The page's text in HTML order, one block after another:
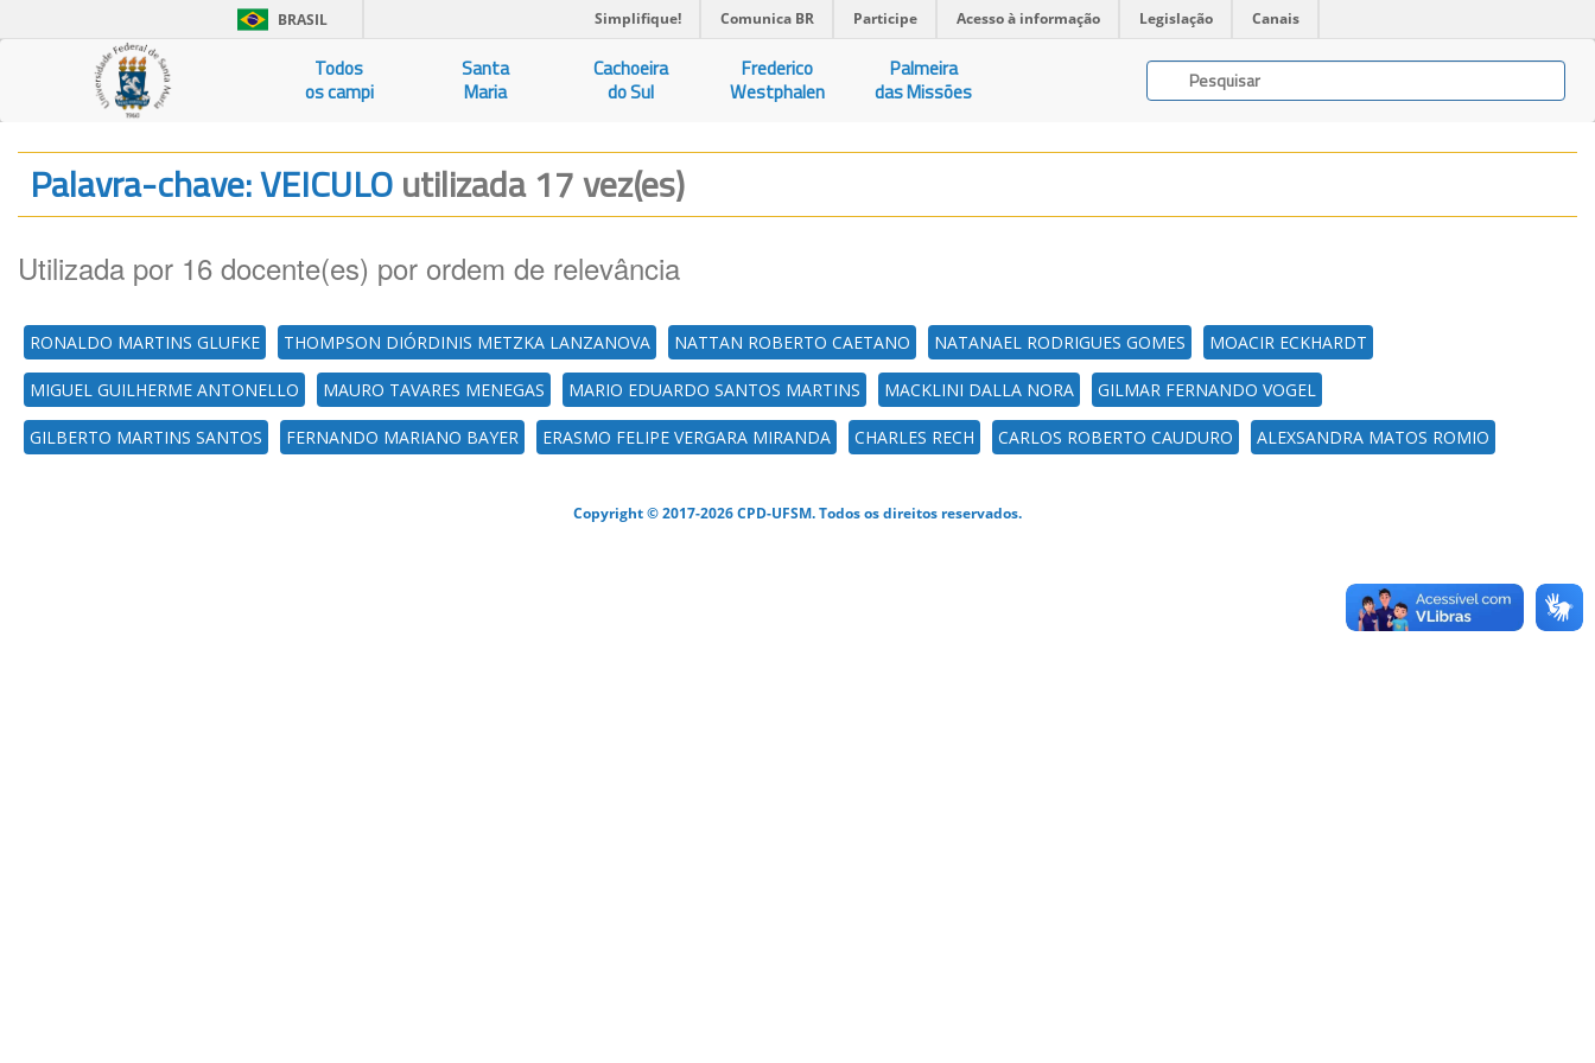
BRASIL Simplifique! Comunica BR Participe Acesso à informação Legislação Canais
Todos
os campi
Santa
Maria
Cachoeira
do Sul
Frederico
Westphalen
Palmeira
das Missões
Palavra-chave: VEICULOutilizada 17 vez(es)
Utilizada por 16 docente(es) por ordem de relevância
RONALDO MARTINS GLUFKE THOMPSON DIÓRDINIS METZKA LANZANOVA NATTAN ROBERTO CAETANO NATANAEL RODRIGUES GOMES MOACIR ECKHARDT
MIGUEL GUILHERME ANTONELLO MAURO TAVARES MENEGAS MARIO EDUARDO SANTOS MARTINS MACKLINI DALLA NORA GILMAR FERNANDO VOGEL
GILBERTO MARTINS SANTOS FERNANDO MARIANO BAYER ERASMO FELIPE VERGARA MIRANDA CHARLES RECH CARLOS ROBERTO CAUDURO ALEXSANDRA MATOS ROMIO
Copyright © 2017-2026 CPD-UFSM. Todos os direitos reservados.